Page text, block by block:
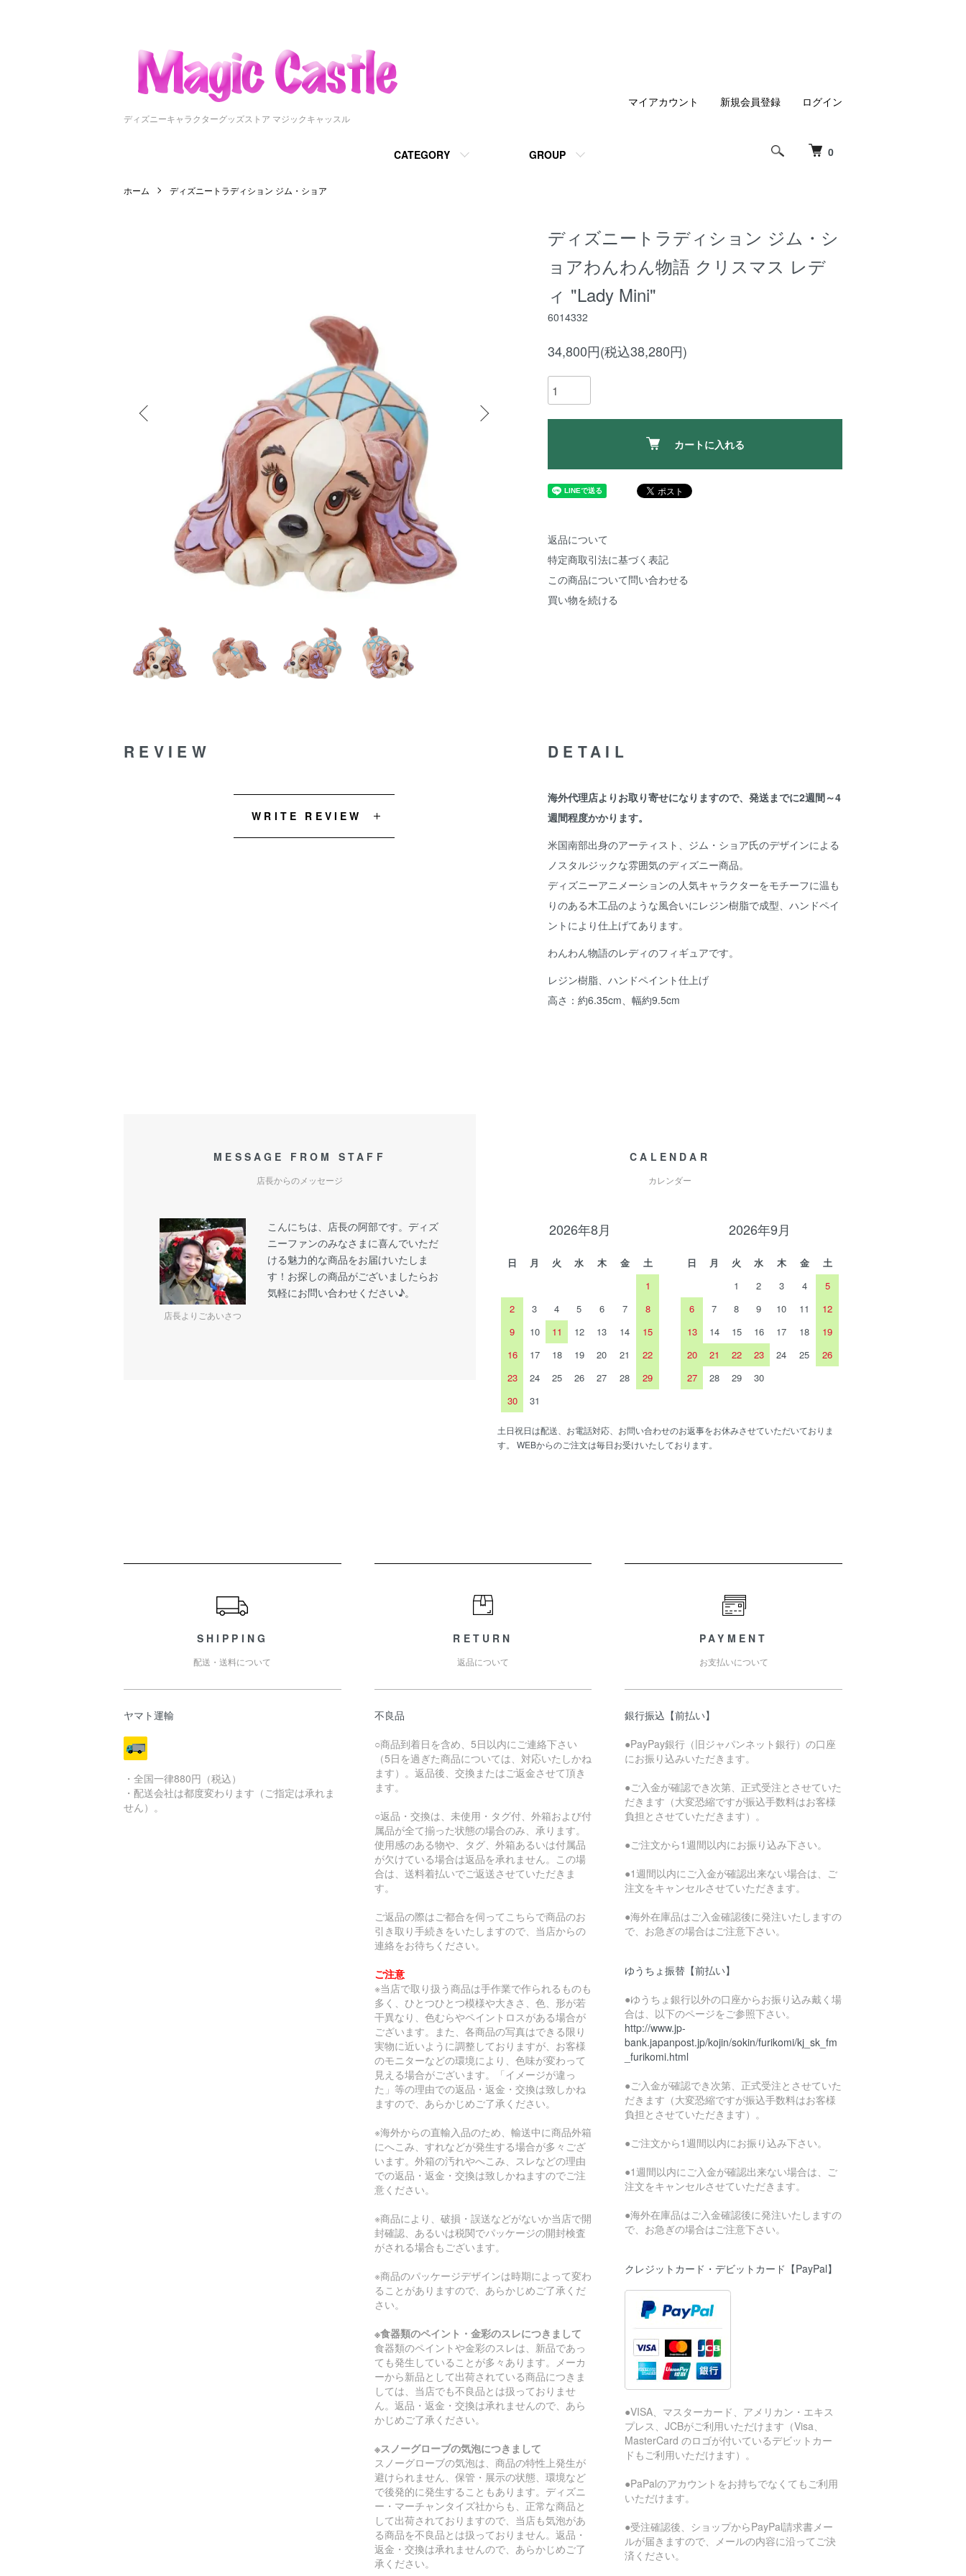
ディズニーキャラクターグッズストア マジックキャッスル
0
CATEGORY GROUP
マイアカウント 新規会員登録 ログイン
ホーム ディズニートラディション ジム・ショア
ディズニートラディション ジム・シ
ョアわんわん物語 クリスマス レデ
ィ "Lady Mini"
6014332
34,800円(税込38,280円)
カートに入れる
返品について
特定商取引法に基づく表記
この商品について問い合わせる
買い物を続ける
DETAIL
海外代理店よりお取り寄せになりますので、発送までに2週間～4
週間程度かかります。
米国南部出身のアーティスト、ジム・ショア氏のデザインによる
ノスタルジックな雰囲気のディズニー商品。
ディズニーアニメーションの人気キャラクターをモチーフに温も
りのある木工品のような風合いにレジン樹脂で成型、ハンドペイ
ントにより仕上げてあります。
わんわん物語のレディのフィギュアです。
レジン樹脂、ハンドペイント仕上げ
高さ：約6.35cm、幅約9.5cm
REVIEW
WRITE REVIEW
MESSAGE FROM STAFF
店長からのメッセージ
店長よりごあいさつ
こんにちは、店長の阿部です。ディズ
ニーファンのみなさまに喜んでいただ
ける魅力的な商品をお届けいたしま
す！お探しの商品がございましたらお
気軽にお問い合わせください♪。
CALENDAR
カレンダー
2026年8月
日 月 火 水 木 金
土
1
2
3 4 5 6 7
8
9
10 11 12 13 14
15
16
17 18 19 20 21
22
23
24 25 26 27 28
29
30
31
2026年9月
日 月 火 水 木 金
土
1
2 3 4
5
6
7 8 9 10 11
12
13
14 15 16 17 18
19
20
21 22 23 24 25
26
27
28 29 30
土日祝日は配送、お電話対応、お問い合わせのお返事をお休みさせていただいておりま
す。 WEBからのご注文は毎日お受けいたしております。
SHIPPING
配送・送料について
ヤマト運輸
・全国一律880円（税込）
・配送会社は都度変わります（ご指定は承れま
せん）。
RETURN
返品について
不良品
○商品到着日を含め、5日以内にご連絡下さい
（5日を過ぎた商品については、対応いたしかね
ます）。返品後、交換またはご返金させて頂き
ます。
○返品・交換は、未使用・タグ付、外箱および付
属品が全て揃った状態の場合のみ、承ります。
使用感のある物や、タグ、外箱あるいは付属品
が欠けている場合は返品を承れません。この場
合は、送料着払いでご返送させていただきま
す。
ご返品の際はご都合を伺ってこちらで商品のお
引き取り手続きをいたしますので、当店からの
連絡をお待ちください。
ご注意
※当店で取り扱う商品は手作業で作られるものも
多く、ひとつひとつ模様や大きさ、色、形が若
干異なり、色むらやペイントロスがある場合が
ございます。また、各商品の写真はできる限り
実物に近いように調整しておりますが、お客様
のモニターなどの環境により、色味が変わって
見える場合がございます。「イメージが違っ
た」等の理由での返品・返金・交換は致しかね
ますので、あらかじめご了承ください。
※海外からの直輸入品のため、輸送中に商品外箱
にへこみ、すれなどが発生する場合が多々ござ
います。外箱の汚れやへこみ、スレなどの理由
での返品・返金・交換は致しかねますのでご注
意ください。
※商品により、破損・誤送などがないか当店で開
封確認、あるいは税関でパッケージの開封検査
がされる場合もございます。
※商品のパッケージデザインは時期によって変わ
ることがありますので、あらかじめご了承くだ
さい。
※食器類のペイント・金彩のスレにつきまして
食器類のペイントや金彩のスレは、新品であっ
ても発生していることが多々あります。メーカ
ーから新品として出荷されている商品につきま
しては、当店でも不良品とは扱っておりませ
ん。返品・返金・交換は承れませんので、あら
かじめご了承ください。
※スノーグローブの気泡につきまして
スノーグローブの気泡は、商品の特性上発生が
避けられません、保管・展示の状態、環境など
で後発的に発生することもあります。ディズニ
ー・マーチャンタイズ社からも、正常な商品と
して出荷されておりますので、当店も気泡があ
る商品を不良品とは扱っておりません。返品・
返金・交換は承れませんので、あらかじめご了
承ください。
PAYMENT
お支払いについて
銀行振込【前払い】
●PayPay銀行（旧ジャパンネット銀行）の口座
にお振り込みいただきます。
●ご入金が確認でき次第、正式受注とさせていた
だきます（大変恐縮ですが振込手数料はお客様
負担とさせていただきます）。
●ご注文から1週間以内にお振り込み下さい。
●1週間以内にご入金が確認出来ない場合は、ご
注文をキャンセルさせていただきます。
●海外在庫品はご入金確認後に発注いたしますの
で、お急ぎの場合はご注意下さい。
ゆうちょ振替【前払い】
●ゆうちょ銀行以外の口座からお振り込み戴く場
合は、以下のページをご参照下さい。
http://www.jp-
bank.japanpost.jp/kojin/sokin/furikomi/kj_sk_fm
_furikomi.html
●ご入金が確認でき次第、正式受注とさせていた
だきます（大変恐縮ですが振込手数料はお客様
負担とさせていただきます）。
●ご注文から1週間以内にお振り込み下さい。
●1週間以内にご入金が確認出来ない場合は、ご
注文をキャンセルさせていただきます。
●海外在庫品はご入金確認後に発注いたしますの
で、お急ぎの場合はご注意下さい。
クレジットカード・デビットカード【PayPal】
●VISA、マスターカード、アメリカン・エキス
プレス、JCBがご利用いただけます（Visa、
MasterCard のロゴが付いているデビットカー
ドもご利用いただけます）。
●PaPalのアカウントをお持ちでなくてもご利用
いただけます。
●受注確認後、ショップからPayPal請求書メー
ルが届きますので、メールの内容に沿ってご決
済ください。